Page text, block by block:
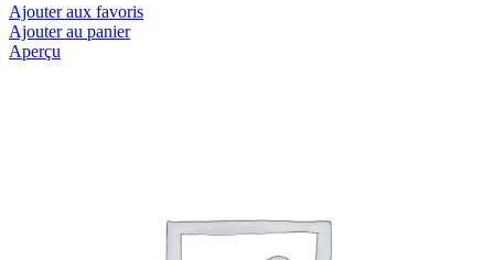
Ajouter aux favoris
Ajouter au panier
Aperçu